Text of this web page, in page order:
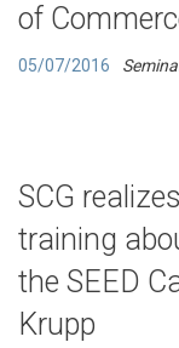
of
05/07/2016
SCG
training
the SEED
Krupp